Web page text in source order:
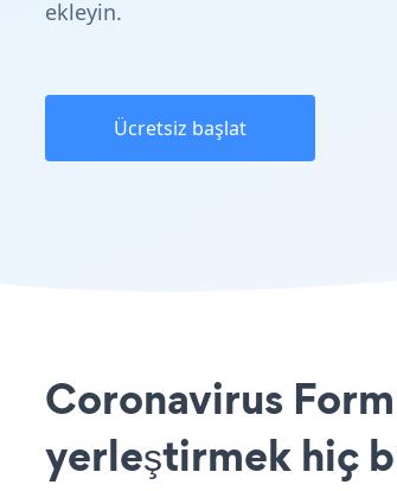
ekleyin.
Ücretsiz başlat
Coronavirus
yerleştirmek hiç